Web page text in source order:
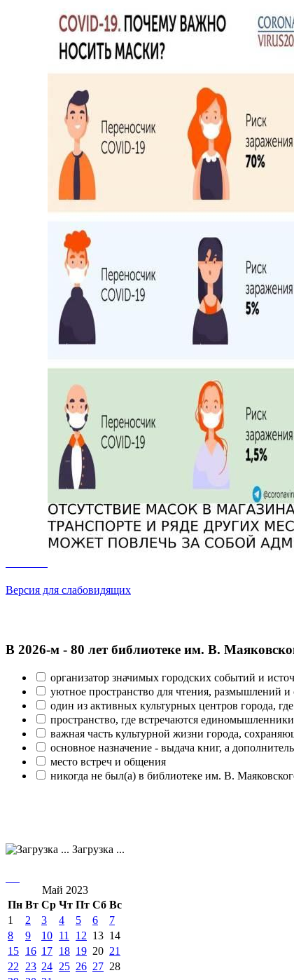
Версия для слабовидящих
В 2026‑м - 80 лет библиотеке им. В.
организатор значимых городских событий и
уютное пространство для чтения, размышлений и
один из активных культурных центров города,
пространство, где встречаются
важная часть культурной жизни города,
основное назначение - выдача книг, а
место встреч и общения
никогда не был(а) в библиотеке им. В.
Загрузка ...
Май 2023
Пн Вт Ср Чт Пт Сб Вс
1
2 3 4 5 6
7
8
9 10 11 12 13 14
15 16 17 18 19 20 21
22
23 24 25 26 27 28